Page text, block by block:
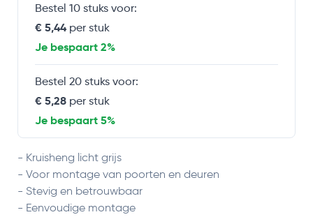
Bestel 10 stuks voor:
€ 5,44 per stuk
Je bespaart 2%
Bestel 20 stuks voor:
€ 5,28 per stuk
Je bespaart 5%
- Kruisheng licht grijs
- Voor montage van poorten en deuren
- Stevig en betrouwbaar
- Eenvoudige montage